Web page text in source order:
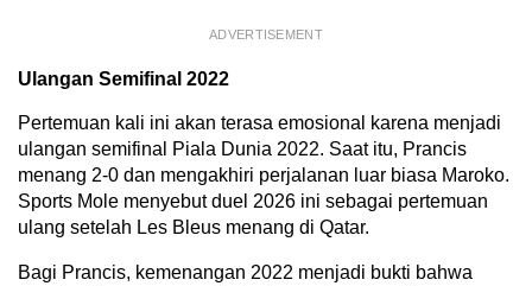
ADVERTISEMENT
Ulangan Semifinal 2022
Pertemuan kali ini akan terasa emosional karena menjadi
ulangan semifinal Piala Dunia 2022. Saat itu, Prancis
menang 2-0 dan mengakhiri perjalanan luar biasa Maroko.
Sports Mole menyebut duel 2026 ini sebagai pertemuan
ulang setelah Les Bleus menang di Qatar.
Bagi Prancis, kemenangan 2022 menjadi bukti bahwa